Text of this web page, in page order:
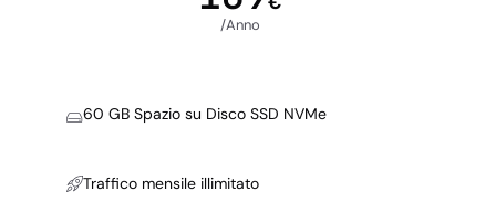
/Anno
60 GB Spazio su Disco SSD NVMe
Traffico mensile illimitato